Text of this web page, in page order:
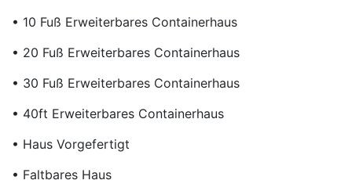
• 10 Fuß Erweiterbares Containerhaus
• 20 Fuß Erweiterbares Containerhaus
• 30 Fuß Erweiterbares Containerhaus
• 40ft Erweiterbares Containerhaus
• Haus Vorgefertigt
• Faltbares Haus